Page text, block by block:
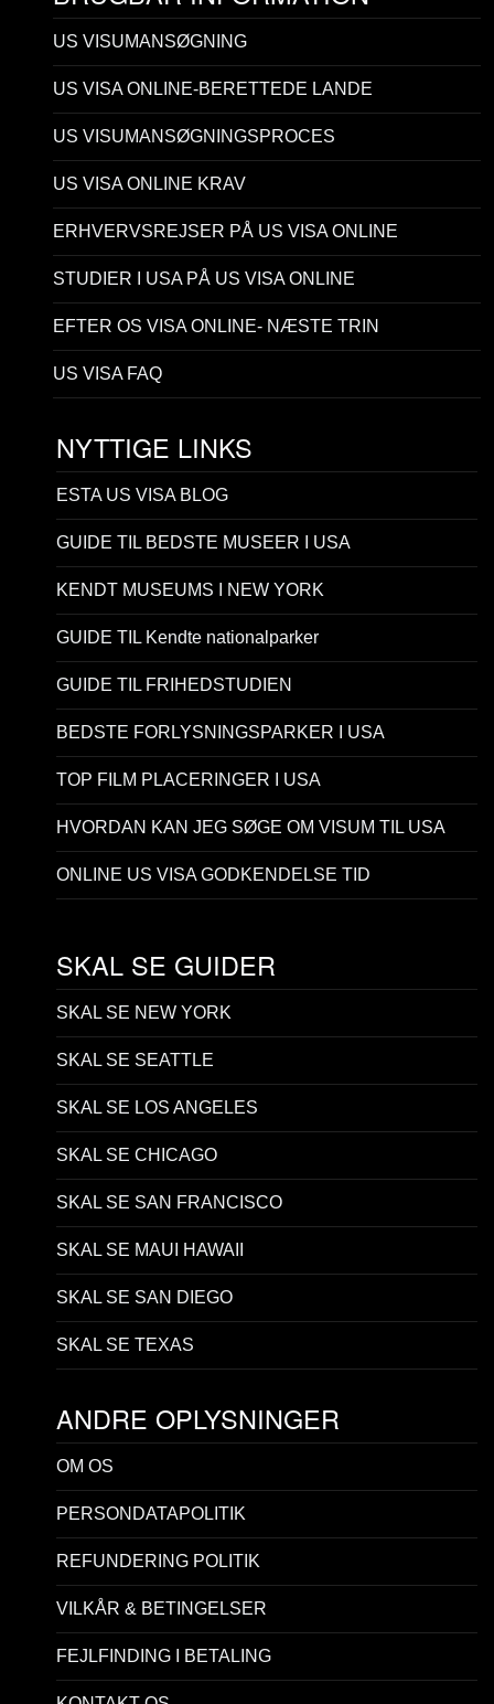
US VISUMANSØGNING
US VISA ONLINE-BERETTEDE LANDE
US VISUMANSØGNINGSPROCES
US VISA ONLINE KRAV
ERHVERVSREJSER PÅ US VISA ONLINE
STUDIER I USA PÅ US VISA ONLINE
EFTER OS VISA ONLINE- NÆSTE TRIN
US VISA FAQ
NYTTIGE LINKS
ESTA US VISA BLOG
GUIDE TIL BEDSTE MUSEER I USA
KENDT MUSEUMS I NEW YORK
GUIDE TIL Kendte nationalparker
GUIDE TIL FRIHEDSTUDIEN
BEDSTE FORLYSNINGSPARKER I USA
TOP FILM PLACERINGER I USA
HVORDAN KAN JEG SØGE OM VISUM TIL USA
ONLINE US VISA GODKENDELSE TID
SKAL SE GUIDER
SKAL SE NEW YORK
SKAL SE SEATTLE
SKAL SE LOS ANGELES
SKAL SE CHICAGO
SKAL SE SAN FRANCISCO
SKAL SE MAUI HAWAII
SKAL SE SAN DIEGO
SKAL SE TEXAS
ANDRE OPLYSNINGER
OM OS
PERSONDATAPOLITIK
REFUNDERING POLITIK
VILKÅR & BETINGELSER
FEJLFINDING I BETALING